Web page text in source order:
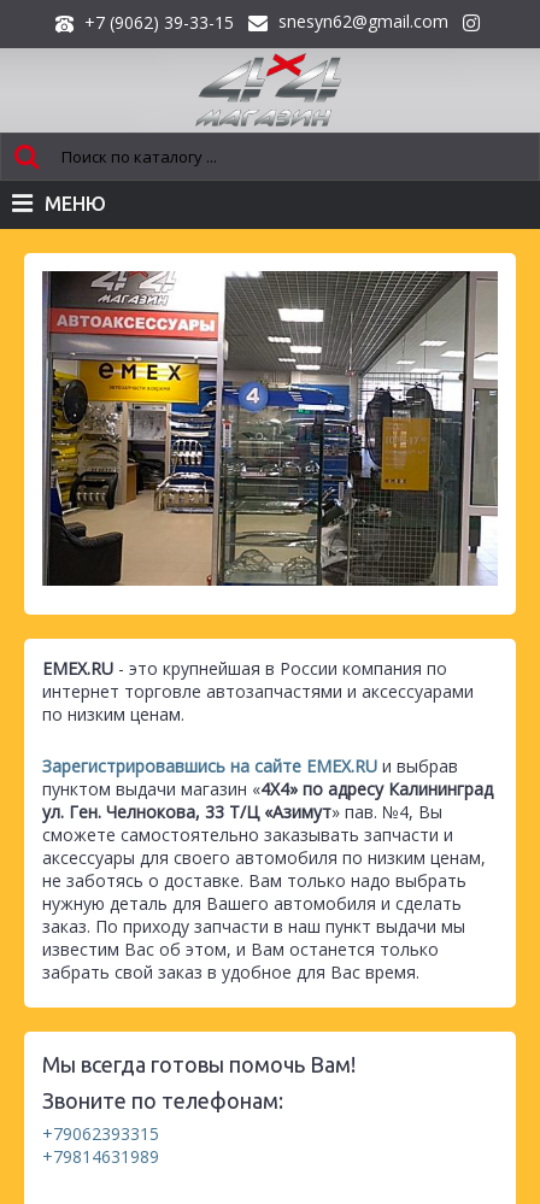
+7 (9062) 39-33-15 snesyn62@gmail.com
МЕНЮ
EMEX.RU - это крупнейшая в России компания по
интернет торговле автозапчастями и аксессуарами
по низким ценам.
Зарегистрировавшись на сайте EMEX.RU и выбрав
пунктом выдачи магазин «4Х4» по адресу Калининград
ул. Ген. Челнокова, 33 Т/Ц «Азимут» пав. №4, Вы
сможете самостоятельно заказывать запчасти и
аксессуары для своего автомобиля по низким ценам,
не заботясь о доставке. Вам только надо выбрать
нужную деталь для Вашего автомобиля и сделать
заказ. По приходу запчасти в наш пункт выдачи мы
известим Вас об этом, и Вам останется только
забрать свой заказ в удобное для Вас время.
Мы всегда готовы помочь Вам!
Звоните по телефонам:
+79062393315
+79814631989